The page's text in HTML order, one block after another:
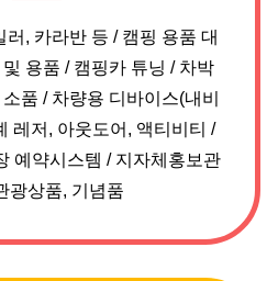
러, 카라반 등/캠핑 용품 대
및 용품/캠핑카 튜닝/차박
품 /차량용 디바이스(내비
레저, 아웃도어, 액티비티 /
예약시스템/지자체홍보관
광상품, 기념품